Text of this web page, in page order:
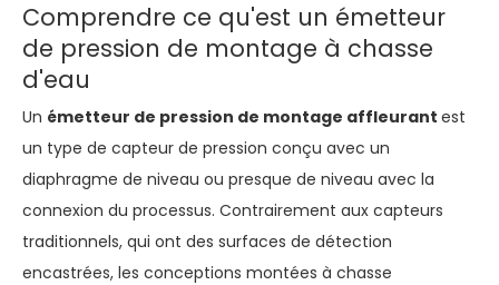
Comprendre ce qu'est un émetteur
de pression de montage à chasse
d'eau
Un émetteur de pression de montage affleurant est
un type de capteur de pression conçu avec un
diaphragme de niveau ou presque de niveau avec la
connexion du processus. Contrairement aux capteurs
traditionnels, qui ont des surfaces de détection
encastrées, les conceptions montées à chasse